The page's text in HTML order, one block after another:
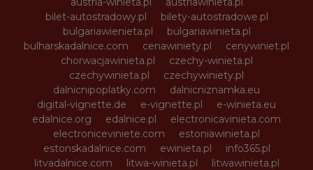
bilet-autostradowy.pl
bilety-autostradowe.pl
bulgariawienieta.pl
bulgariawinieta.pl
bulharskadalnice.com
cenawiniety.pl
cenywiniet.pl
chorwacjawinieta.pl
czechy-winieta.pl
czechywinieta.pl
czechywiniety.pl
dalnicnipoplatky.com
dalnicniznamka.eu
digital-vignette.de
e-vignette.pl
e-winieta.eu
edalnice.org
edalnice.pl
electronicavinieta.com
electroniceviniete.com
estoniawinieta.pl
estonskadalnice.com
ewinieta.pl
info365.pl
litvadalnice.com
litwa-winieta.pl
litwawinieta.pl